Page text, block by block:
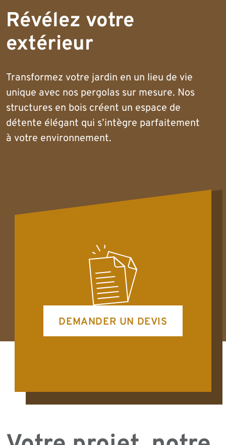
Révélez votre
extérieur
Transformez votre jardin en un lieu de vie
unique avec nos pergolas sur mesure. Nos
structures en bois créent un espace de
détente élégant qui s’intègre parfaitement
à votre environnement.
DEMANDER UN DEVIS